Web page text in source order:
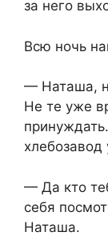
за него
Всю ночь
— Наташа,
Не те уже
— Да кто
себя
Наташа.